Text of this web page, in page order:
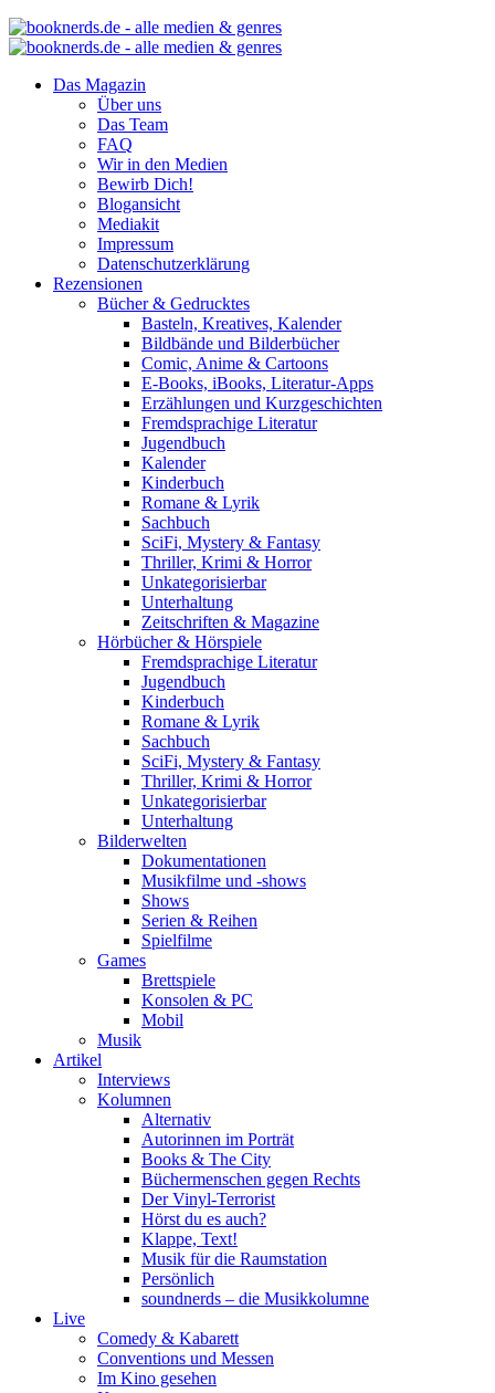
Das Magazin
Über uns
Das Team
FAQ
Wir in den Medien
Bewirb Dich!
Blogansicht
Mediakit
Impressum
Datenschutzerklärung
Rezensionen
Bücher & Gedrucktes
Basteln, Kreatives, Kalender
Bildbände und Bilderbücher
Comic, Anime & Cartoons
E-Books, iBooks, Literatur-Apps
Erzählungen und Kurzgeschichten
Fremdsprachige Literatur
Jugendbuch
Kalender
Kinderbuch
Romane & Lyrik
Sachbuch
SciFi, Mystery & Fantasy
Thriller, Krimi & Horror
Unkategorisierbar
Unterhaltung
Zeitschriften & Magazine
Hörbücher & Hörspiele
Fremdsprachige Literatur
Jugendbuch
Kinderbuch
Romane & Lyrik
Sachbuch
SciFi, Mystery & Fantasy
Thriller, Krimi & Horror
Unkategorisierbar
Unterhaltung
Bilderwelten
Dokumentationen
Musikfilme und -shows
Shows
Serien & Reihen
Spielfilme
Games
Brettspiele
Konsolen & PC
Mobil
Musik
Artikel
Interviews
Kolumnen
Alternativ
Autorinnen im Porträt
Books & The City
Büchermenschen gegen Rechts
Der Vinyl-Terrorist
Hörst du es auch?
Klappe, Text!
Musik für die Raumstation
Persönlich
soundnerds – die Musikkolumne
Live
Comedy & Kabarett
Conventions und Messen
Im Kino gesehen